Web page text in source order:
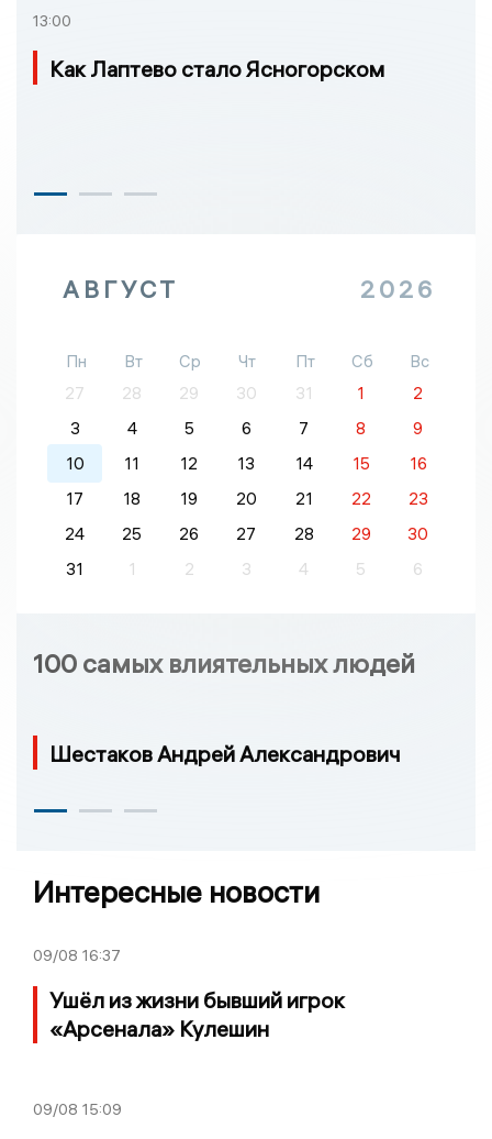
13:00
Как Лаптево стало Ясногорском
АВГУСТ 2026
Пн Вт Ср Чт Пт Сб
Вс
27
28 29 30 31 1
2
3
4 5 6 7 8
9
10
11 12 13 14 15
16
17
18 19 20 21 22
23
24
25 26 27 28 29
30
31
1 2 3 4 5 6
100 самых влиятельных людей
Шестаков Андрей Александрович
Интересные новости
09/08 16:37
Ушёл из жизни бывший игрок
«Арсенала» Кулешин
09/08 15:09